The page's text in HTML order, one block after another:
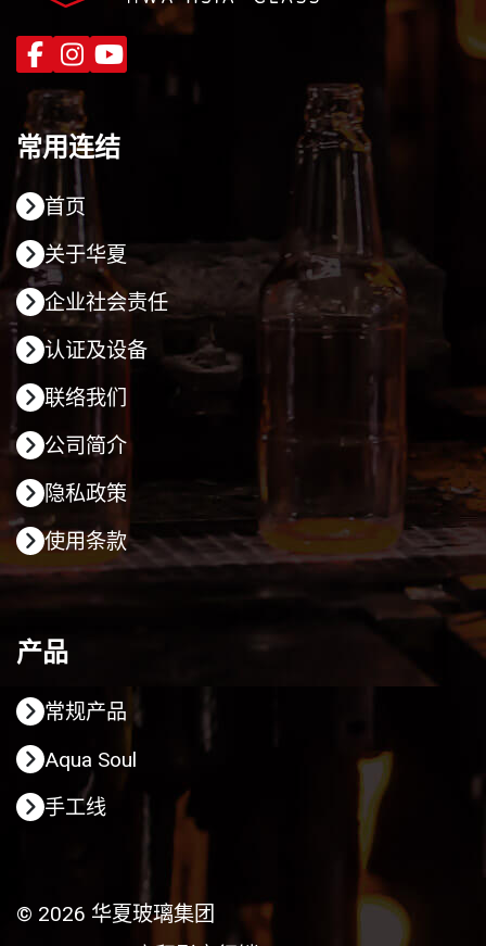
常用连结
首页
关于华夏
企业社会责任
认证及设备
联络我们
公司简介
隐私政策
使用条款
产品
常规产品
Aqua Soul
手工线
© 2026 华夏玻璃集团